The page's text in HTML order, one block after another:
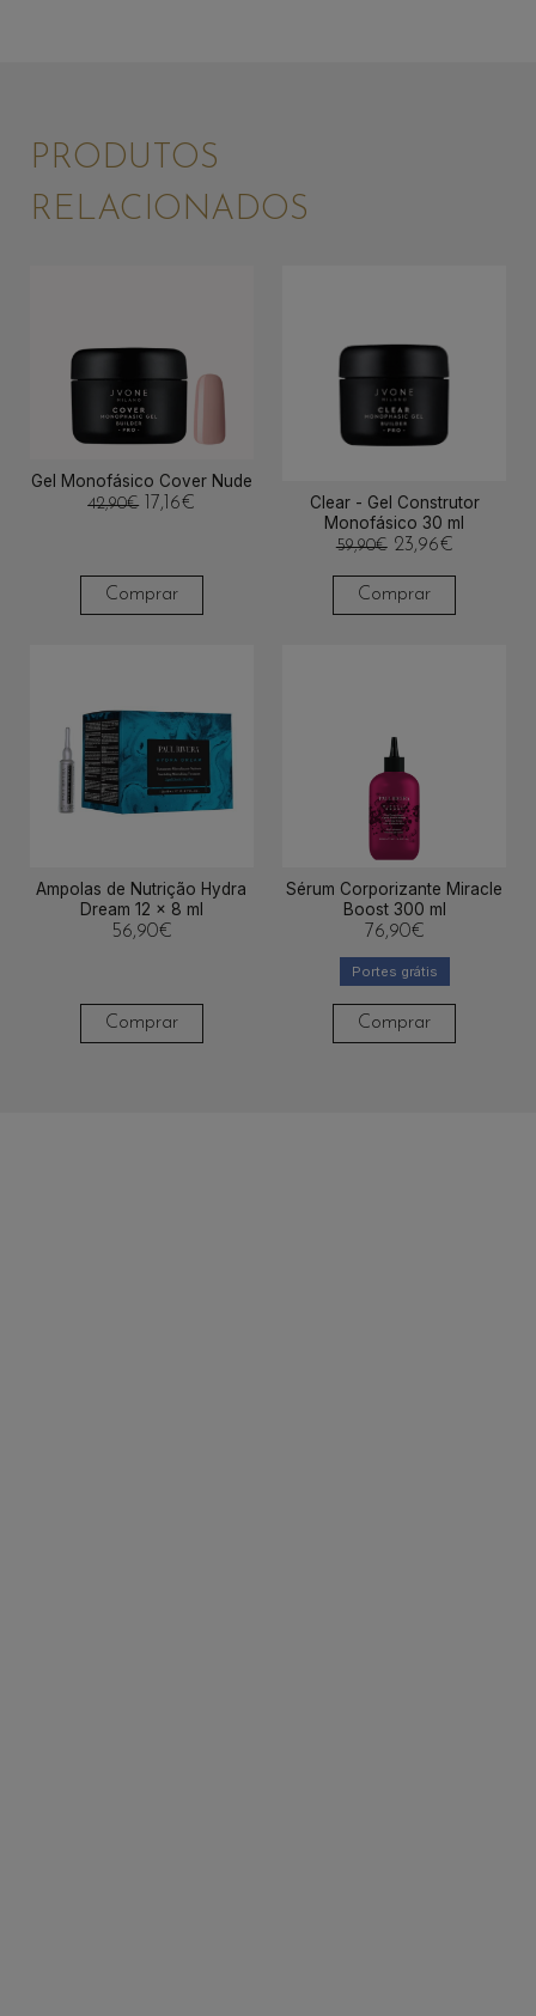
PRODUTOS
RELACIONADOS
Gel Monofásico Cover Nude
42,90€ 17,16€
Comprar
Clear - Gel Construtor
Monofásico 30 ml
59,90€ 23,96€
Comprar
Ampolas de Nutrição Hydra
Dream 12 x 8 ml
56,90€
Comprar
Sérum Corporizante Miracle
Boost 300 ml
76,90€
Portes grátis
Comprar